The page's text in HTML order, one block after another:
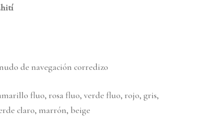
de navegación corredizo
fluo, rosa fluo, verde fluo, rojo, gris,
claro, marrón, beige